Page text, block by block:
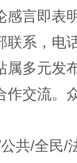
感言即表
联系，电
属多元发
作交流。
共/全民/